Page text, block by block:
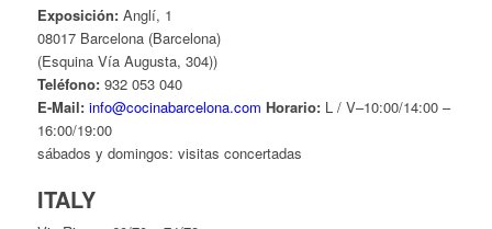
Exposición:Anglí, 1
08017 Barcelona (Barcelona)
(Esquina Vía Augusta, 304))
Teléfono:932 053 040
E-Mail: info@cocinabarcelona.com Horario:L / V–10:00/14:00 –
16:00/19:00
sábados y domingos: visitas concertadas
ITALY